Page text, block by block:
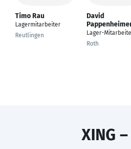
Timo Rau
Lagermitarbeiter
Reutlingen
David
Lager-
Roth
XING